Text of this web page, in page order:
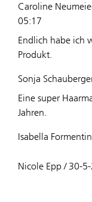
Caroline
05:17
Endlich habe ich
Produkt.
Sonja
Eine super
Jahren.
Isabella
Nicole Epp / 30-